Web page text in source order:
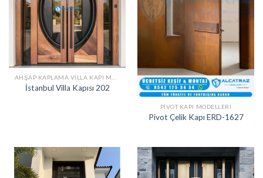
İstanbul Villa Kapısı 202
PIVOT KAPI MODELLERI
Pivot Çelik Kapı ERD-1627